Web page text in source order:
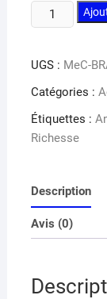
quantité
de
agate
mousse
UGS : MeC-
Catégories :
Étiquettes :
Richesse
Description
Avis (0)